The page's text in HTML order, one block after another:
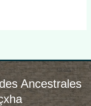
Ancestrales